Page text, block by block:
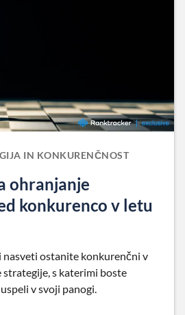
IN KONKURENČNOST
ohranjanje
konkurenco v letu
nasveti ostanite konkurenčni v
strategije, s katerimi boste
v svoji panogi.